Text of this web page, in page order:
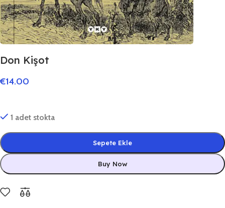
Don Kişot
€14.00
1 adet stokta
Sepete Ekle
Buy Now